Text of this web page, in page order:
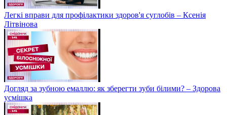
Легкі вправи для профілактики здоров'я суглобів – Ксенія
Літвінова
Догляд за зубною емаллю: як зберегти зуби білими? – Здорова
усмішка